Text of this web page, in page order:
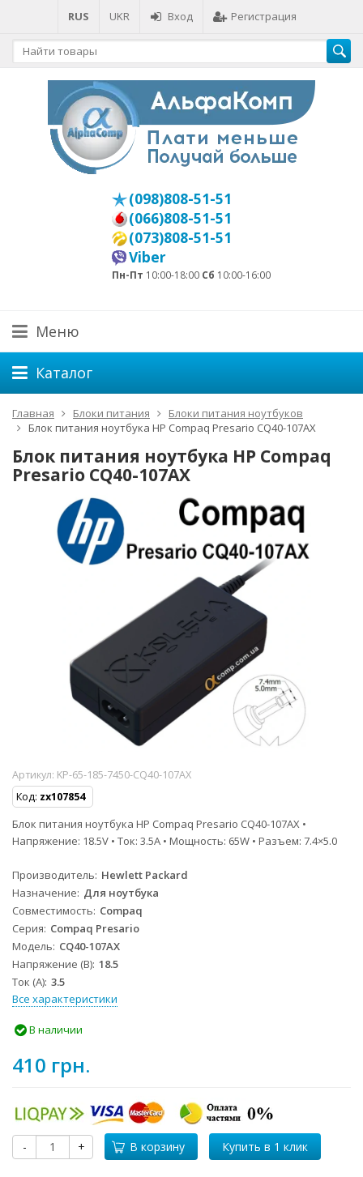
RUS UKR Вход Регистрация
(098)808-51-51
(066)808-51-51
(073)808-51-51
Viber
Пн-Пт 10:00-18:00 Сб 10:00-16:00
Меню
Каталог
Главная Блоки питания
Блоки питания ноутбуков
Блок питания ноутбука HP Compaq Presario CQ40-107AX
Блок питания ноутбука HP Compaq
Presario CQ40-107AX
Артикул: KP-65-185-7450-CQ40-107AX
Код: zx107854
Блок питания ноутбука HP Compaq Presario CQ40-107AX •
Напряжение: 18.5V • Ток: 3.5A • Мощность: 65W • Разъем: 7.4×5.0
Производитель Hewlett Packard
Назначение Для ноутбука
Совместимость Compaq
Серия Compaq Presario
Модель CQ40-107AX
Напряжение (В) 18.5
Ток (А) 3.5
Все характеристики
В наличии
410 грн.
- + В корзину